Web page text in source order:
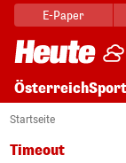
E-Paper
ÖsterreichSport
Startseite
Timeout